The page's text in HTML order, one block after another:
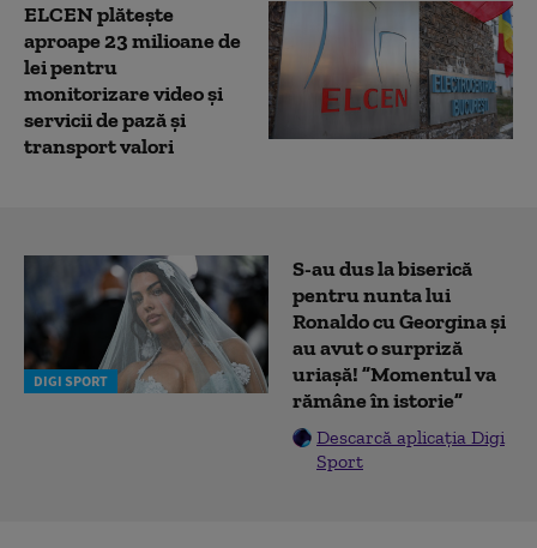
ELCEN plăteşte
aproape 23 milioane de
lei pentru
monitorizare video şi
servicii de pază şi
transport valori
DIGI SPORT
S-au dus la biserică
pentru nunta lui
Ronaldo cu Georgina și
au avut o surpriză
uriașă! ”Momentul va
rămâne în istorie”
Descarcă aplicația Digi
Sport